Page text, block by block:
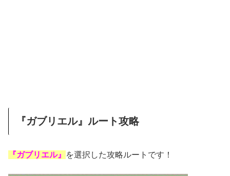
『ガブリエル』ルート攻略
『ガブリエル』 を選択した攻略ルートです！